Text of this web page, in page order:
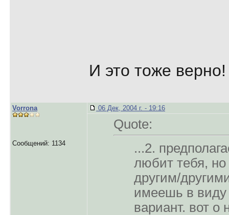
И это тоже верно!
Vorrona
Сообщений: 1134
06 Дек, 2004 г. - 19:16
Quote:
...2.
любит тебя, но
другим/
имеешь в виду
вариант. вот о